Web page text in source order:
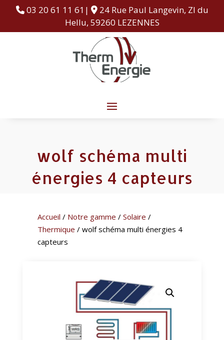
03 20 61 11 61|
24 Rue Paul Langevin, ZI du
Hellu, 59260 LEZENNES
wolf schéma multi
énergies 4 capteurs
Accueil / Notre gamme / Solaire /
Thermique / wolf schéma multi énergies 4
capteurs